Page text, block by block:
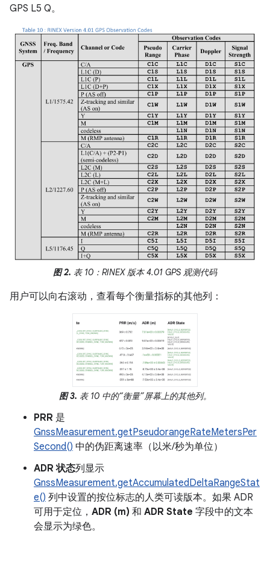
GPS L5 Q。
图 2. 表 10：RINEX 版本 4.01 GPS 观测代码
用户可以向右滚动，查看每个衡量指标的其他列：
图 3. 表 10 中的“衡量”屏幕上的其他列。
PRR 是
GnssMeasurement.getPseudorangeRateMetersPer
Second() 中的伪距离速率（以米/秒为单位）
ADR 状态列显示
GnssMeasurement.getAccumulatedDeltaRangeStat
e() 列中设置的按位标志的人类可读版本。如果 ADR
可用于定位， ADR (m) 和 ADR State 字段中的文本
会显示为绿色。